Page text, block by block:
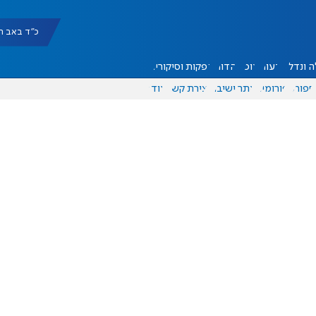
כ"ד באב תשפ"ו
ונדל"ן דעות אוכל יהדות הפקות וסיקורים
ספורט פורומים אתר ישיבה יצירת קשר עוד